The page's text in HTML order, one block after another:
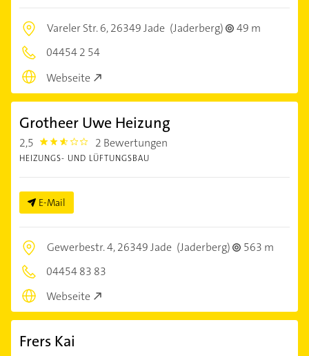
Vareler Str. 6,26349 Jade (Jaderberg)
49 m
04454 2 54
Webseite
Grotheer Uwe Heizung
2,5 2.5 2 Bewertungen
HEIZUNGS- UND LÜFTUNGSBAU
E-Mail
Gewerbestr. 4,26349 Jade (Jaderberg)
563 m
04454 83 83
Webseite
Frers Kai